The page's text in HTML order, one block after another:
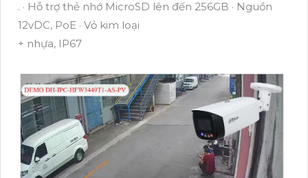
. · Hỗ trợ thẻ nhớ MicroSD lên đến 256GB · Nguồn
12vDC, PoE · Vỏ kim loại
+ nhựa, IP67